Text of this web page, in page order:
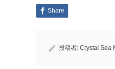
Share
投稿者: Crystal Sea